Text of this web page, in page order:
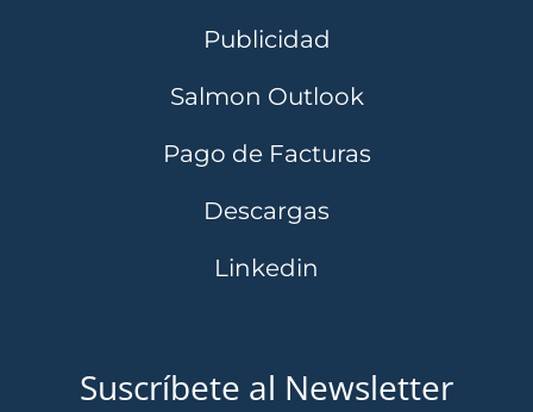
Publicidad
Salmon Outlook
Pago de Facturas
Descargas
Linkedin
Suscríbete al Newsletter